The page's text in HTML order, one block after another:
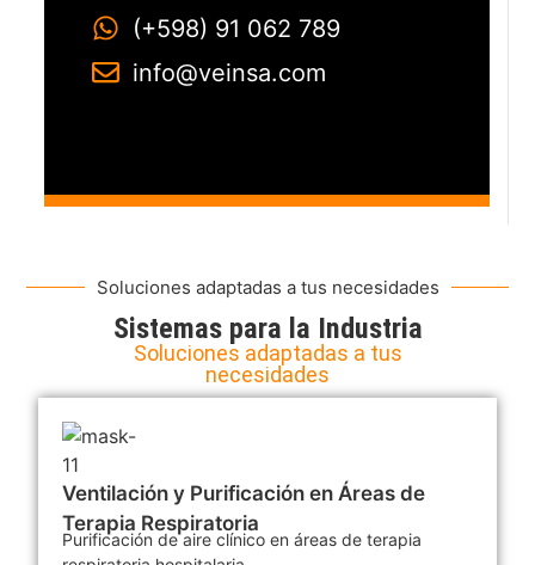
(+598) 91 062 789
info@veinsa.com
Soluciones adaptadas a tus necesidades
Sistemas para la Industria
Soluciones adaptadas a tus
necesidades
Ventilación y Purificación en Áreas de
Terapia Respiratoria
Purificación de aire clínico en áreas de terapia